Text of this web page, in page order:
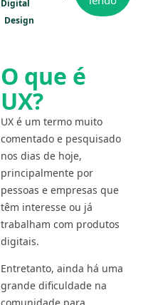
Digital
Design
O que é
UX?
UX é um termo muito
comentado e pesquisado
nos dias de hoje,
principalmente por
pessoas e empresas que
têm interesse ou já
trabalham com produtos
digitais.
Entretanto, ainda há uma
grande dificuldade na